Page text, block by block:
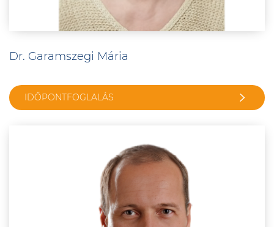
Dr. Garamszegi Mária
IDŐPONTFOGLALÁS